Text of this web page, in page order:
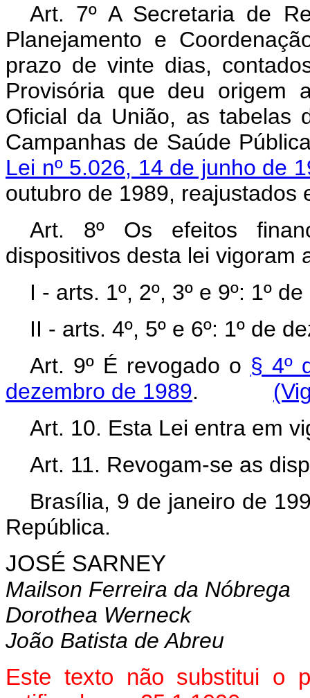
Art. 7º A Secretaria de
Planejamento e
prazo de vinte dias,
Provisória que deu origem
Oficial da União, as tabelas
Campanhas de Saúde
Lei nº 5.026, 14 de junho de
outubro de 1989, reajustados
Art.
8º Os efeitos
dispositivos desta lei vigoram
I - arts. 1º, 2º, 3º e 9º: 1º
II - arts. 4º, 5º e 6º: 1º de
Art. 9º É revogado o § 4º
dezembro de 1989.
Art. 10. Esta Lei entra em
Art. 11. Revogam-se as
Brasília, 9 de janeiro de
República.
JOSÉ SARNEY
Mailson Ferreira da Nóbrega
Dorothea Werneck
João Batista de Abreu
Este texto não substitui o